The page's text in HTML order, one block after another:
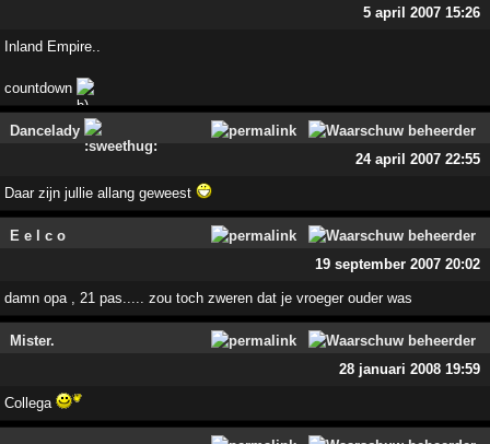
5 april 2007 15:26
Inland Empire..
countdown
Dancelady
24 april 2007 22:55
Daar zijn jullie allang geweest
E e l c o
19 september 2007 20:02
damn opa , 21 pas..... zou toch zweren dat je vroeger ouder was
Mister.
28 januari 2008 19:59
Collega